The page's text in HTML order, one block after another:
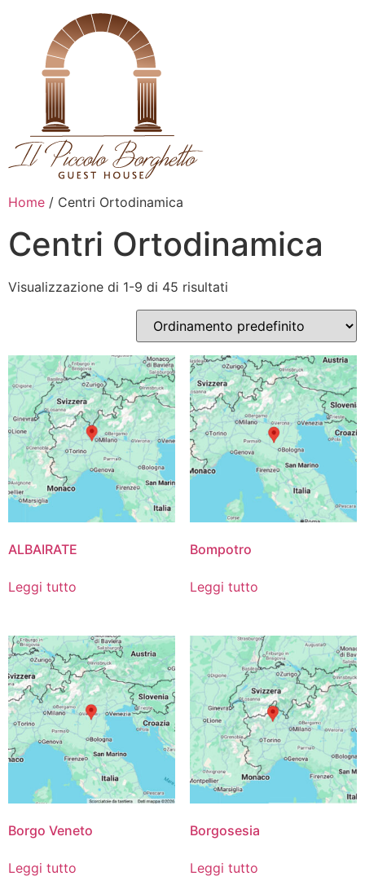
Home / Centri Ortodinamica
Centri Ortodinamica
Visualizzazione di 1-9 di 45 risultati
ALBAIRATE
Leggi tutto
Bompotro
Leggi tutto
Borgo Veneto
Leggi tutto
Borgosesia
Leggi tutto